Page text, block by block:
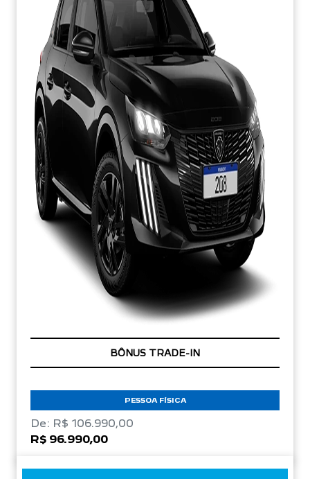
COM SEU USADO NA TROCA
PESSOA FÍSICA
De: R$ 106.990,00
R$ 96.990,00